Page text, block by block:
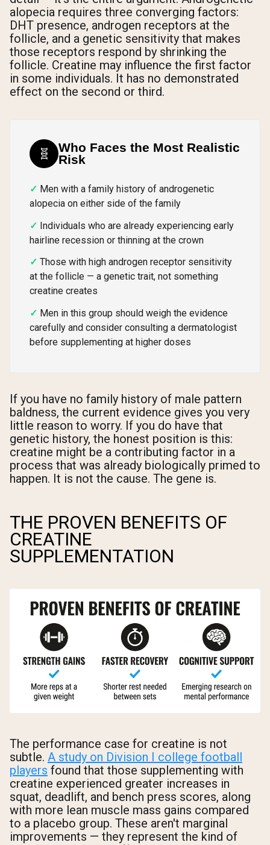
alopecia requires three converging factors:
DHT presence, androgen receptors at the
follicle, and a genetic sensitivity that makes
those receptors respond by shrinking the
follicle. Creatine may influence the first factor
in some individuals. It has no demonstrated
effect on the second or third.
🧬
Who Faces the Most Realistic
Risk
Men with a family history of androgenetic
alopecia on either side of the family
Individuals who are already experiencing early
hairline recession or thinning at the crown
Those with high androgen receptor sensitivity
at the follicle — a genetic trait, not something
creatine creates
Men in this group should weigh the evidence
carefully and consider consulting a dermatologist
before supplementing at higher doses
If you have no family history of male pattern
baldness, the current evidence gives you very
little reason to worry. If you do have that
genetic history, the honest position is this:
creatine might be a contributing factor in a
process that was already biologically primed to
happen. It is not the cause. The gene is.
THE PROVEN BENEFITS OF
CREATINE
SUPPLEMENTATION
The performance case for creatine is not
subtle. A study on Division I college football
players found that those supplementing with
creatine experienced greater increases in
squat, deadlift, and bench press scores, along
with more lean muscle mass gains compared
to a placebo group. These aren't marginal
improvements — they represent the kind of